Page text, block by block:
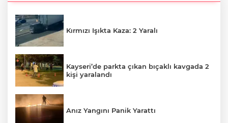
Kırmızı Işıkta Kaza: 2 Yaralı
Kayseri’de parkta çıkan bıçaklı kavgada 2
kişi yaralandı
Anız Yangını Panik Yarattı